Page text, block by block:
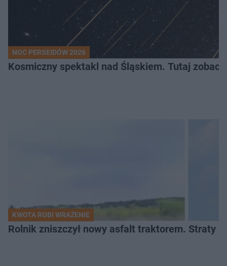
NOC PERSEIDÓW 2026
Kosmiczny spektakl nad Śląskiem. Tutaj
KWOTA ROBI WRAŻENIE
Rolnik zniszczył nowy asfalt traktorem. Straty